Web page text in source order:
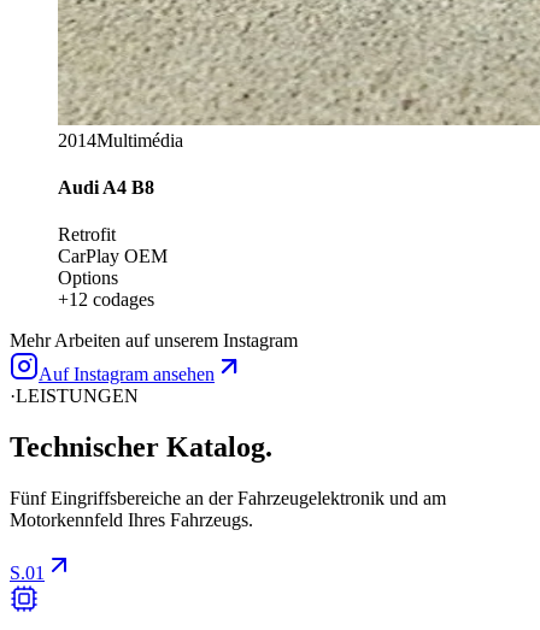
2014Multimédia
AudiA4 B8
Retrofit
Options
+12 codages
Mehr Arbeiten auf unserem Instagram
Auf Instagram ansehen
·LEISTUNGEN
Technischer
Fünf Eingriffsbereiche an der Fahrzeugelektronik und am
S.01
Diagnose & Elektronik